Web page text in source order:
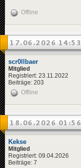
Offline
17.06.2026 14:53
scr0llbaer
Mitglied
Registriert: 23.11.2022
Beiträge: 203
Offline
18.06.2026 01:56
Kekse
Mitglied
Registriert: 09.04.2026
Beiträge: 7